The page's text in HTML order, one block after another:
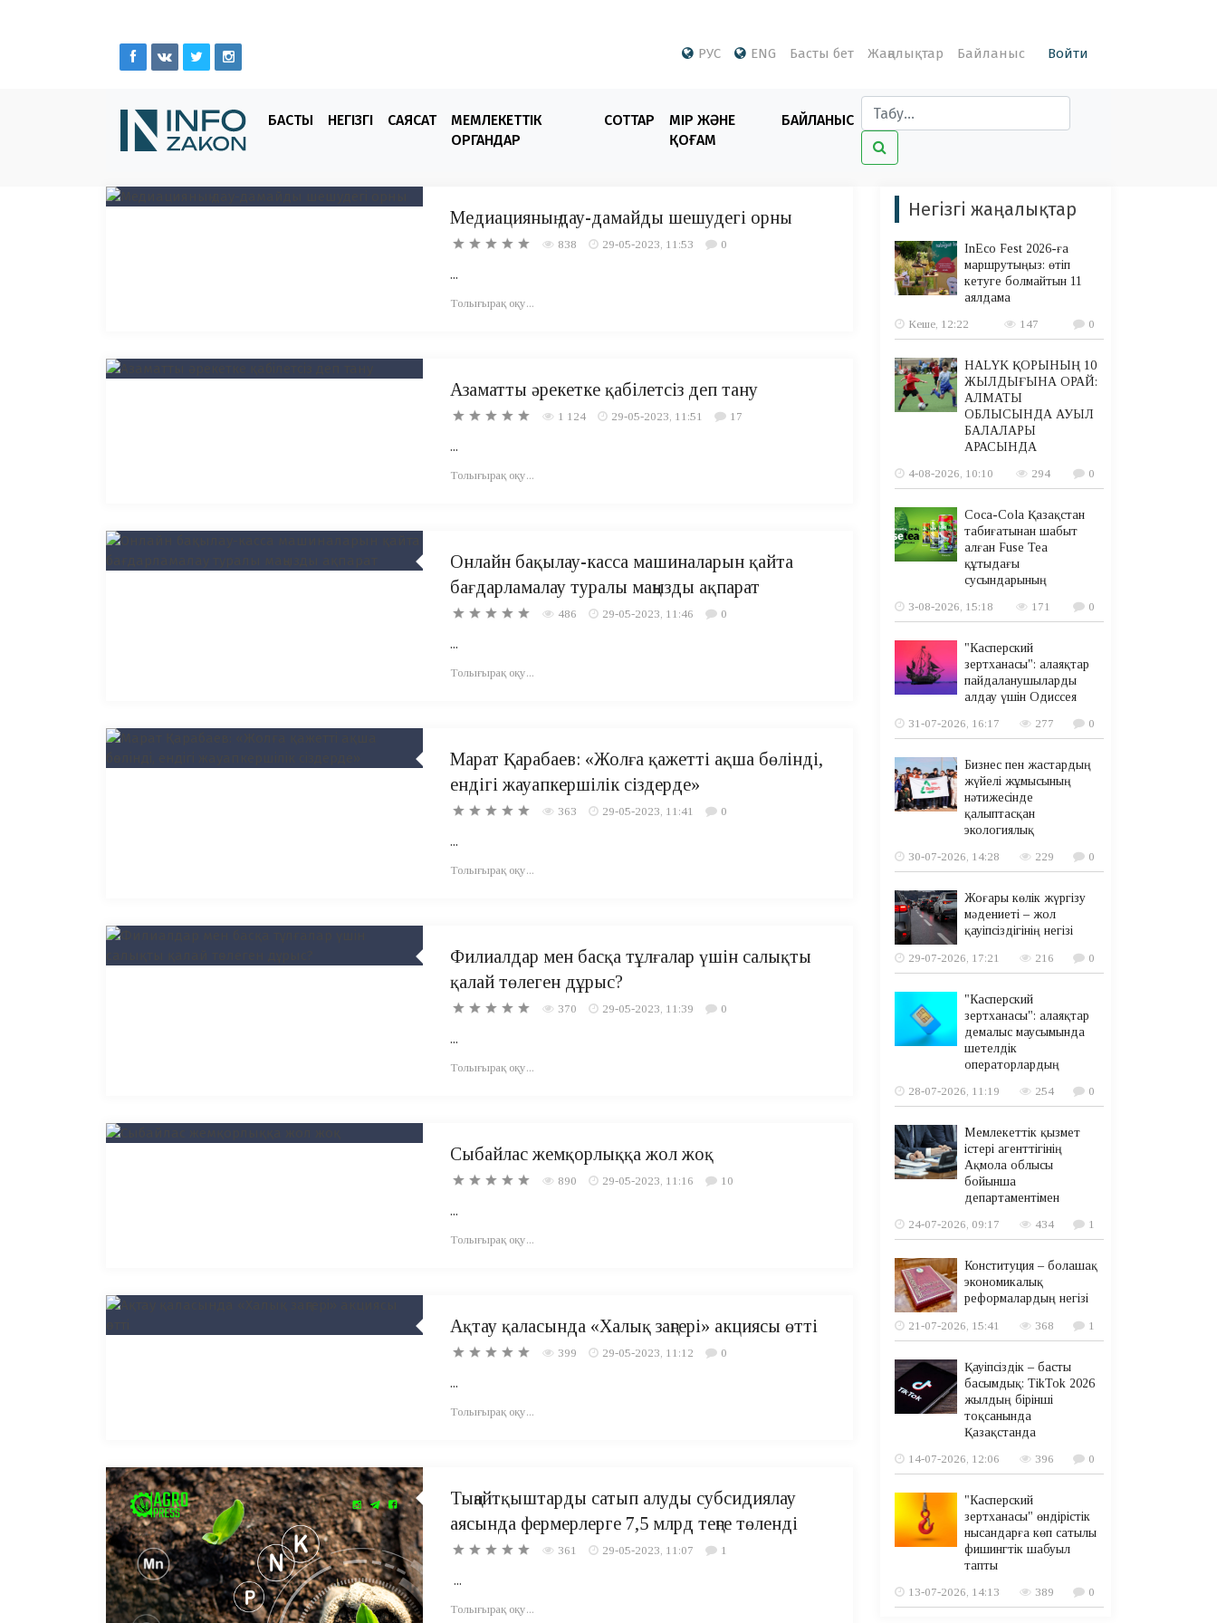
РУС ENG Басты бет Жаңалықтар Байланыс Войти
БАСТЫ НЕГІЗГІ САЯСАТ
МЕМЛЕКЕТТІК
ОРГАНДАР
СОТТАР
ӨМІР ЖӘНЕ
ҚОҒАМ
БАЙЛАНЫС
Медиацияның дау-дамайды шешудегі орны
838 29-05-2023, 11:53 0
...
Толығырақ оқу...
Азаматты әрекетке қабілетсіз деп тану
1 124 29-05-2023, 11:51 17
...
Толығырақ оқу...
Онлайн бақылау-касса машиналарын қайта
бағдарламалау туралы маңызды ақпарат
486 29-05-2023, 11:46 0
...
Толығырақ оқу...
Марат Қарабаев: «Жолға қажетті ақша бөлінді,
ендігі жауапкершілік сіздерде»
363 29-05-2023, 11:41 0
...
Толығырақ оқу...
Филиалдар мен басқа тұлғалар үшін салықты
қалай төлеген дұрыс?
370 29-05-2023, 11:39 0
...
Толығырақ оқу...
Сыбайлас жемқорлыққа жол жоқ
890 29-05-2023, 11:16 10
...
Толығырақ оқу...
Ақтау қаласында «Халық заңгері» акциясы өтті
399 29-05-2023, 11:12 0
...
Толығырақ оқу...
Тыңайтқыштарды сатып алуды субсидиялау
аясында фермерлерге 7,5 млрд теңге төленді
361 29-05-2023, 11:07 1
...
Толығырақ оқу...
Негізгі жаңалықтар
InEco Fest 2026-ға
маршрутыңыз: өтіп
кетуге болмайтын 11
аялдама
Кеше, 12:22
147 0
HALYK ҚОРЫНЫҢ 10
ЖЫЛДЫҒЫНА ОРАЙ:
АЛМАТЫ
ОБЛЫСЫНДА АУЫЛ
БАЛАЛАРЫ
АРАСЫНДА
4-08-2026, 10:10
294 0
Coca-Cola Қазақстан
табиғатынан шабыт
алған Fuse Tea
құтыдағы
сусындарының
3-08-2026, 15:18
171 0
"Касперский
зертханасы": алаяқтар
пайдаланушыларды
алдау үшін Одиссея
31-07-2026, 16:17
277 0
Бизнес пен жастардың
жүйелі жұмысының
нәтижесінде
қалыптасқан
экологиялық
30-07-2026, 14:28
229 0
Жоғары көлік жүргізу
мәдениеті – жол
қауіпсіздігінің негізі
29-07-2026, 17:21
216 0
"Касперский
зертханасы": алаяқтар
демалыс маусымында
шетелдік
операторлардың
28-07-2026, 11:19
254 0
Мемлекеттік қызмет
істері агенттігінің
Ақмола облысы
бойынша
департаментімен
24-07-2026, 09:17
434 1
Конституция – болашақ
экономикалық
реформалардың негізі
21-07-2026, 15:41
368 1
Қауіпсіздік – басты
басымдық: TikTok 2026
жылдың бірінші
тоқсанында
Қазақстанда
14-07-2026, 12:06
396 0
"Касперский
зертханасы" өндірістік
нысандарға көп сатылы
фишингтік шабуыл
тапты
13-07-2026, 14:13
389 0